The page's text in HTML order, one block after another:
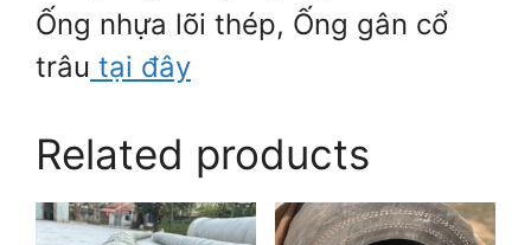
Ống nhựa lõi thép, Ống gân cổ
trâu tại đây
Related products